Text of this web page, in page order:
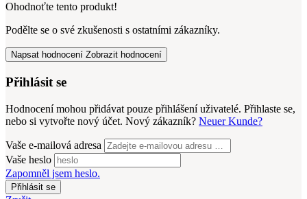
Ohodnoťte tento produkt!
Podělte se o své zkušenosti s ostatními zákazníky.
Napsat hodnocení Zobrazit hodnocení
Přihlásit se
Hodnocení mohou přidávat pouze přihlášení uživatelé. Přihlaste se,
nebo si vytvořte nový účet. Nový zákazník? Neuer Kunde?
Vaše e-mailová adresa
Vaše heslo
Zapomněl jsem heslo.
Přihlásit se